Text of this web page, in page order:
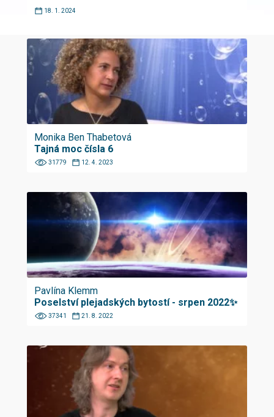
18. 1. 2024
Monika Ben Thabetová
Tajná moc čísla 6
31779 12. 4. 2023
Pavlína Klemm
Poselství plejadských bytostí - srpen 2022✨
37341 21. 8. 2022